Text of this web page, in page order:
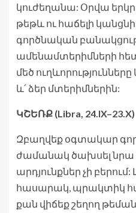
կուժեղանա: Օրվա
թեթև ու հաճելի
գործնական
ամենամտերիմների
մեծ
և՛ ձեր մտերիմներին:
ԿՇԵՌՔ (Libra, 24.IX–23.X)
Զբաղվեք օգտակար
ժամանակ ծախսել նրա
արդյունքներ չի
հասարակ, պրակտիկ
քան վիճեք շեղող